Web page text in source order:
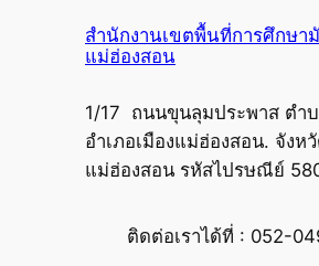
สำนักงานเขตพื้นที่การศึกษา
แม่ฮ่องสอน
1/17 ถนนขุนลุมประพาส ตำ
อำเภอเมืองแม่ฮ่องสอน. จังห
แม่ฮ่องสอน รหัสไปรษณีย์
ติดต่อเราได้ที่ : 052-